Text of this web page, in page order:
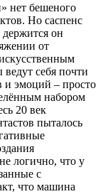
нет бешеного
Но саспенс
он
от
себя почти
и эмоций – просто
набором
20 век
пыталось
логично, что у
с
что машина